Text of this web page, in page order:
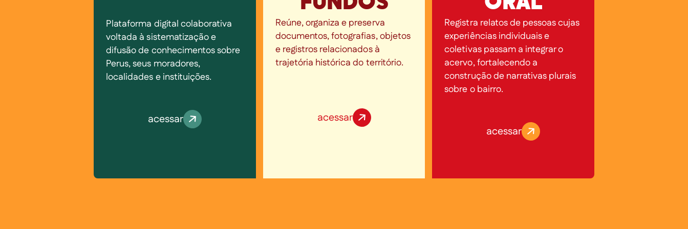
Plataforma digital colaborativa
voltada à sistematização e
difusão de conhecimentos sobre
Perus, seus moradores,
localidades e instituições.
acessar
Reúne, organiza e preserva
documentos, fotografias, objetos
e registros relacionados à
trajetória histórica do território.
acessar
Registra relatos de pessoas cujas
experiências individuais e
coletivas passam a integrar o
acervo, fortalecendo a
construção de narrativas plurais
sobre o bairro.
acessar